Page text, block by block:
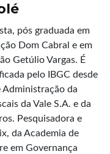
pós graduada em
Dom Cabral e em
Getúlio Vargas. É
pelo IBGC desde
da
da Vale S.A. e da
Pesquisadora e
da Academia de
em Governança